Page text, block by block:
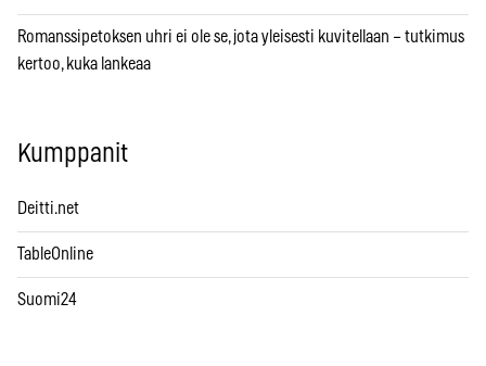
Romanssipetoksen uhri ei ole se, jota yleisesti kuvitellaan – tutkimus
kertoo, kuka lankeaa
Kumppanit
Deitti.net
TableOnline
Suomi24